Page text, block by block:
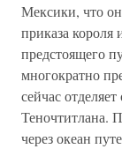
Мексики, что
приказа
предстоящего
многократно
сейчас
Теночтитлана.
через океан